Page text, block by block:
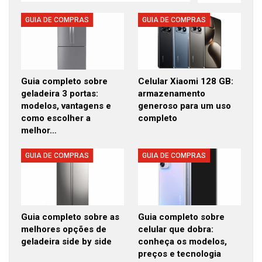
GUIA DE COMPRAS
Guia completo sobre
geladeira 3 portas:
modelos, vantagens e
como escolher a
melhor…
GUIA DE COMPRAS
Celular Xiaomi 128 GB:
armazenamento
generoso para um uso
completo
GUIA DE COMPRAS
Guia completo sobre as
melhores opções de
geladeira side by side
GUIA DE COMPRAS
Guia completo sobre
celular que dobra:
conheça os modelos,
preços e tecnologia